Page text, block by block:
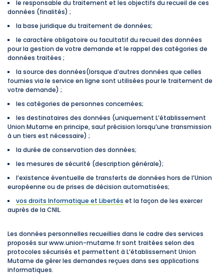
le responsable du traitement et les objectifs du recueil de ces
données (finalités) ;
la base juridique du traitement de données;
le caractère obligatoire ou facultatif du recueil des données
pour la gestion de votre demande et le rappel des catégories de
données traitées ;
la source des données(lorsque d’autres données que celles
fournies via le service en ligne sont utilisées pour le traitement de
votre demande) ;
les catégories de personnes concernées;
les destinataires des données (uniquement L’établissement
Union Mutame en principe, sauf précision lorsqu’une transmission
à un tiers est nécessaire) ;
la durée de conservation des données;
les mesures de sécurité (description générale);
l’existence éventuelle de transferts de données hors de l’Union
européenne ou de prises de décision automatisées;
vos droits Informatique et Libertés et la façon de les exercer
auprès de la CNIL.
Les données personnelles recueillies dans le cadre des services
proposés sur www.union-mutame.fr sont traitées selon des
protocoles sécurisés et permettent à L’établissement Union
Mutame de gérer les demandes reçues dans ses applications
informatiques.